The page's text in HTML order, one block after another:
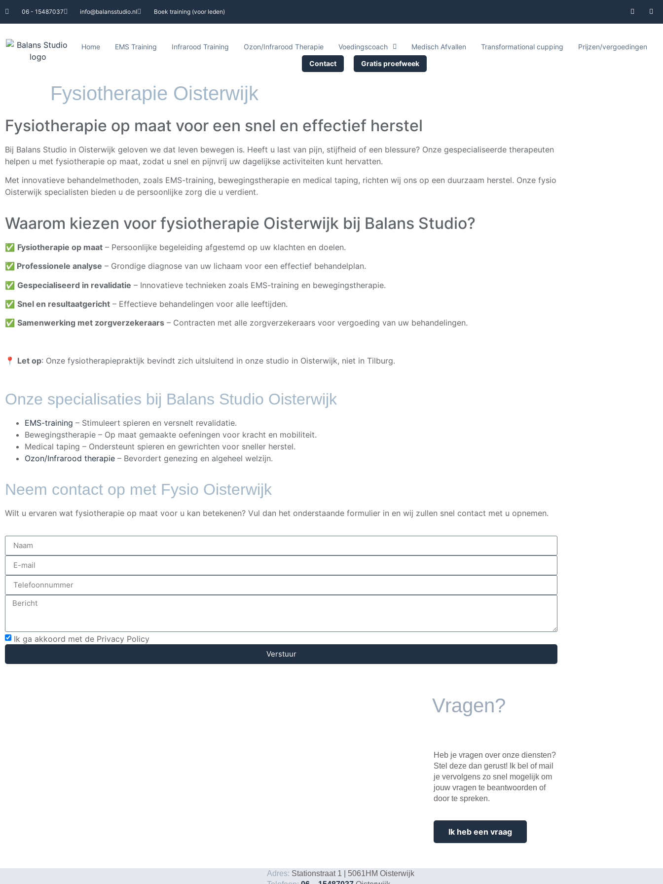
06 - 15487037 info@balansstudio.nl Boek training (voor leden)
Home EMS Training Infrarood Training Ozon/Infrarood Therapie Voedingscoach Medisch Afvallen Transformational cupping
Prijzen/vergoedingen
Contact
Gratis proefweek
Fysiotherapie Oisterwijk
Fysiotherapie op maat voor een snel en effectief herstel
Bij Balans Studio in Oisterwijk geloven we dat leven bewegen is. Heeft u last van pijn, stijfheid of een blessure? Onze gespecialiseerde therapeuten
helpen u met fysiotherapie op maat, zodat u snel en pijnvrij uw dagelijkse activiteiten kunt hervatten.
Met innovatieve behandelmethoden, zoals EMS-training, bewegingstherapie en medical taping, richten wij ons op een duurzaam herstel. Onze fysio
Oisterwijk specialisten bieden u de persoonlijke zorg die u verdient.
Waarom kiezen voor fysiotherapie Oisterwijk bij Balans Studio?
✅ Fysiotherapie op maat – Persoonlijke begeleiding afgestemd op uw klachten en doelen.
✅ Professionele analyse – Grondige diagnose van uw lichaam voor een effectief behandelplan.
✅ Gespecialiseerd in revalidatie – Innovatieve technieken zoals EMS-training en bewegingstherapie.
✅ Snel en resultaatgericht – Effectieve behandelingen voor alle leeftijden.
✅ Samenwerking met zorgverzekeraars – Contracten met alle zorgverzekeraars voor vergoeding van uw behandelingen.
📍 Let op: Onze fysiotherapiepraktijk bevindt zich uitsluitend in onze studio in Oisterwijk, niet in Tilburg.
Onze specialisaties bij Balans Studio Oisterwijk
EMS-training – Stimuleert spieren en versnelt revalidatie.
Bewegingstherapie – Op maat gemaakte oefeningen voor kracht en mobiliteit.
Medical taping – Ondersteunt spieren en gewrichten voor sneller herstel.
Ozon/Infrarood therapie – Bevordert genezing en algeheel welzijn.
Neem contact op met Fysio Oisterwijk
Wilt u ervaren wat fysiotherapie op maat voor u kan betekenen? Vul dan het onderstaande formulier in en wij zullen snel contact met u opnemen.
Ik ga akkoord met de Privacy Policy
Verstuur
Vragen?
Heb je vragen over onze diensten?
Stel deze dan gerust! Ik bel of mail
je vervolgens zo snel mogelijk om
jouw vragen te beantwoorden of
door te spreken.
Ik heb een vraag
Adres: Stationstraat 1 | 5061HM Oisterwijk